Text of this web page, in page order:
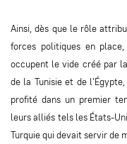
Ainsi, dès que le rôle
forces politiques en
occupent le vide créé par
de la Tunisie et de
profité dans un premier
leurs alliés tels les États-
Turquie qui devait servir de